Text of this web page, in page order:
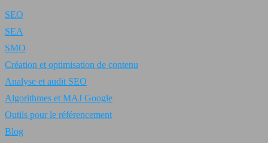
SEO
SEA
SMO
Création et optimisation de contenu
Analyse et audit SEO
Algorithmes et MAJ Google
Outils pour le référencement
Blog